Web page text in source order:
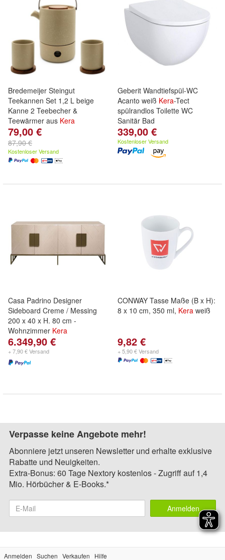
Bredemeijer Steingut
Teekannen Set 1,2 L beige
Kanne 2 Teebecher &
Teewärmer aus Kera
79,00 €
87,90 €
Kostenloser Versand
Geberit Wandtiefspül-WC
Acanto weiß Kera-Tect
spülrandlos Toilette WC
Sanitär Bad
339,00 €
Kostenloser Versand
Casa Padrino Designer
Sideboard Creme / Messing
200 x 40 x H. 80 cm -
Wohnzimmer Kera
6.349,90 €
+ 7,90 € Versand
CONWAY Tasse Maße (B x H):
8 x 10 cm, 350 ml, Kera weiß
9,82 €
+ 5,90 € Versand
Verpasse keine Angebote mehr!
Abonniere jetzt unseren Newsletter und erhalte exklusive
Rabatte und Neuigkeiten.
Extra-Bonus: 60 Tage Nextory kostenlos - Zugriff auf 1,4
Mio. Hörbücher & E-Books.*
Anmelden
Anmelden Suchen Verkaufen Hilfe